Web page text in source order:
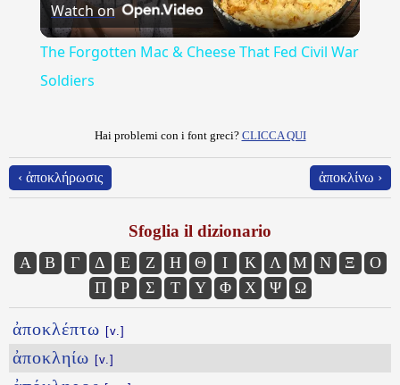
Video
Watch on
The Forgotten Mac & Cheese That Fed Civil War
Soldiers
Hai problemi con i font greci? CLICCA QUI
‹ ἀποκλήρωσις ἀποκλίνω ›
Sfoglia il dizionario
Α Β Γ Δ Ε Ζ Η Θ Ι Κ Λ Μ Ν Ξ
Ο
Π
Ρ Σ Τ Υ Φ Χ Ψ Ω
ἀποκλέπτω [v.]
ἀποκληίω [v.]